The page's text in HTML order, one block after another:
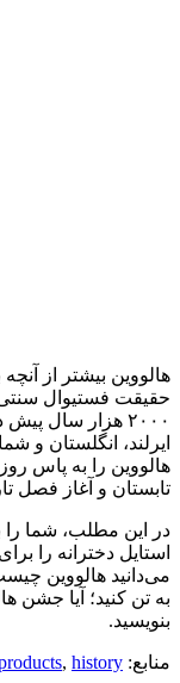
هالووین بیشتر از
حقیقت فستیوال
۲۰۰۰ هزار سال
ایرلند، انگلستان و
هالووین را به پاس روز
تابستان و آغاز فصل
در این مطلب، شما را
استایل دخترانه را
می‌دانید هالووین
به تن کنید؛ آیا جشن
بنویسید.
منابع: , history